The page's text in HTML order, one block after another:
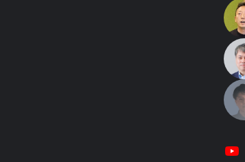
video_youtube